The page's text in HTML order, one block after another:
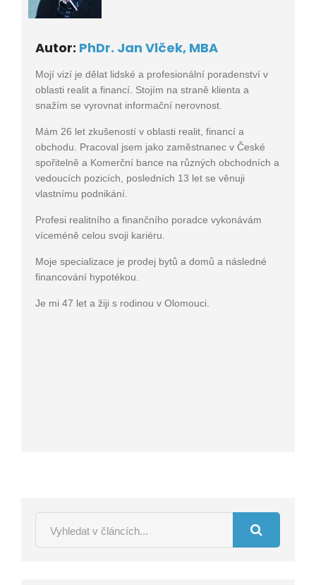
Autor: PhDr. Jan Vlček, MBA
Mojí vizí je dělat lidské a profesionální poradenství v
oblasti realit a financí. Stojím na straně klienta a
snažím se vyrovnat informační nerovnost.
Mám 26 let zkušeností v oblasti realit, financí a
obchodu. Pracoval jsem jako zaměstnanec v České
spořitelně a Komerční bance na různých obchodních a
vedoucích pozicích, posledních 13 let se věnuji
vlastnímu podnikání.
Profesi realitního a finančního poradce vykonávám
víceméně celou svoji kariéru.
Moje specializace je prodej bytů a domů a následné
financování hypotékou.
Je mi 47 let a žiji s rodinou v Olomouci.